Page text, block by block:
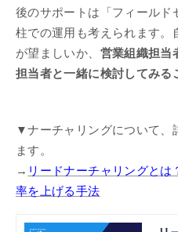
後のサポートは「フィールド
柱での運用も考えられます。
が望ましいか、 営業組織担当
担当者と一緒に検討してみる
▼ナーチャリングについて、
ます。
→ リードナーチャリングと
率を上げる手法